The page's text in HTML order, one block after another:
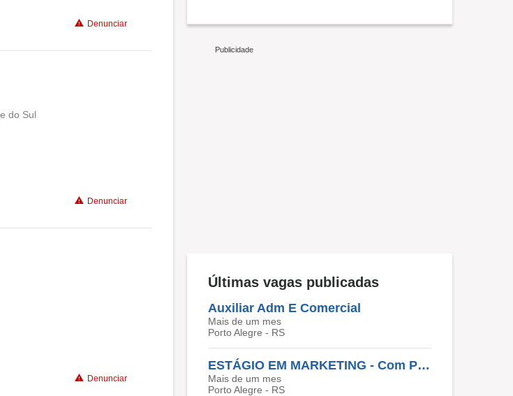
Denunciar
do Sul
Denunciar
Denunciar
Últimas vagas publicadas
Auxiliar Adm E Comercial
Mais de um mes
Porto Alegre - RS
ESTÁGIO EM MARKETING - Com Plano De Crescimento Na Empresa
Mais de um mes
Porto Alegre - RS